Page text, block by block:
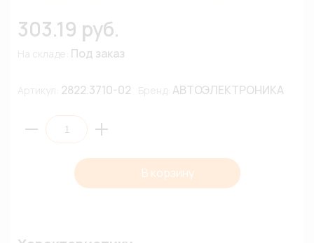
303.19 руб.
Под заказ
2822.3710-02 АВТОЭЛЕКТРОНИКА
В корзину